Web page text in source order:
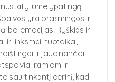
nustatytume ypatingą
yra prasmingos ir
bei emocijas. Ryškios ir
ir linksmai nuotaikai,
ir jaudinančiai
ramiam ir
sau tinkantį derinį, kad